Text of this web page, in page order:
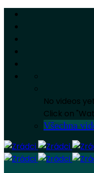
No videos
Click on
Všechna